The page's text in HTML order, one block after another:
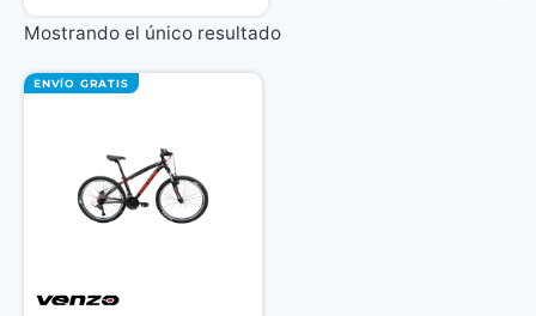
Mostrando el único resultado
ENVÍO GRATIS